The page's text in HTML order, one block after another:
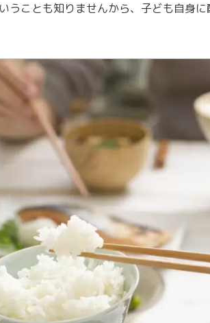
うことも知りませんから、子ども自身